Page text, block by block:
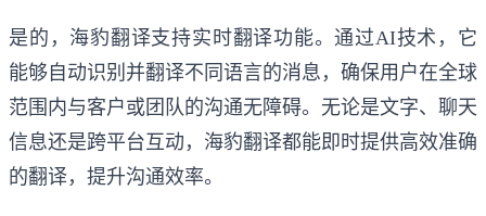
是的，海豹翻译支持实时翻译功能。通过AI技术，它
能够自动识别并翻译不同语言的消息，确保用户在全球
范围内与客户或团队的沟通无障碍。无论是文字、聊天
信息还是跨平台互动，海豹翻译都能即时提供高效准确
的翻译，提升沟通效率。